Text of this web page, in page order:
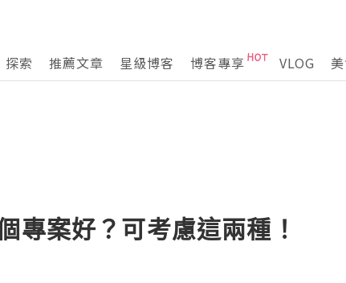
探索 推薦文章 星級博客 博客專享 VLOG
專案好？可考慮這兩種！